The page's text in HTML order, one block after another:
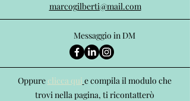
marcogilberti@mail.com
Messaggio in DM
Oppure clicca qui e compila il modulo che
trovi nella pagina, ti ricontatterò